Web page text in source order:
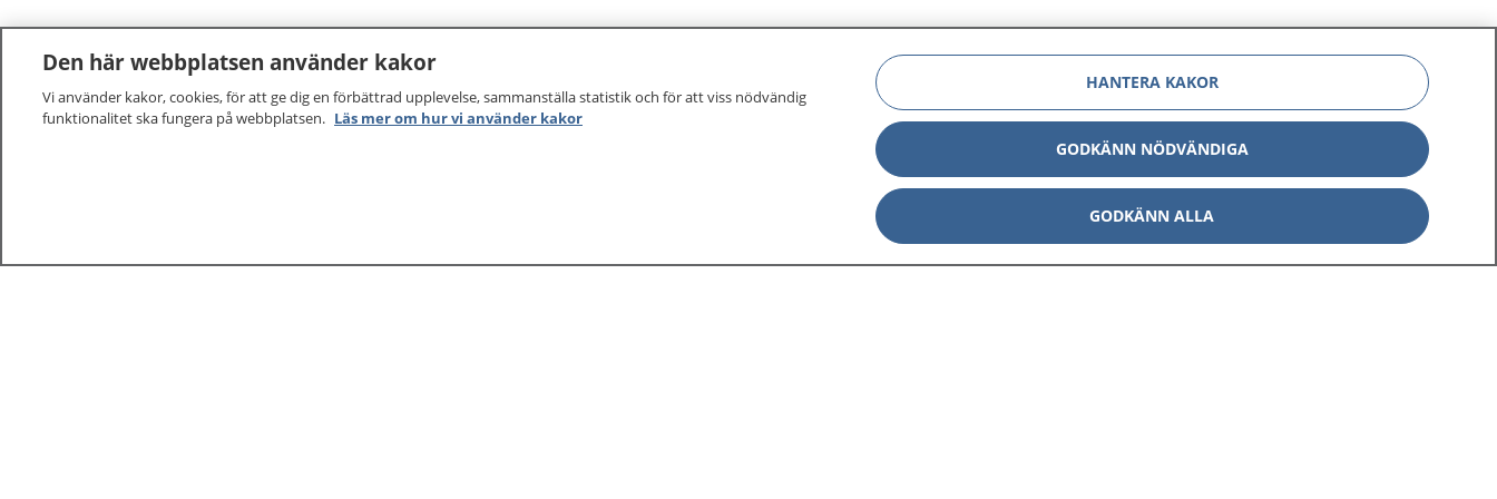
1177 –tryggt om din hälsa och vård
sjukvårdsrådgivning dygnet runt.
Other languages
Lättläst svenska
Om 1177
E-tjänster
Aktuellt
Kontakt
Digital tillgänglighet
Den här webbplatsen använder kakor
Vi använder kakor, cookies, för att ge dig en förbättrad upplevelse, sammanställa statistik och för att viss nödvändig
funktionalitet ska fungera på webbplatsen. Läs mer om hur vi använder kakor
HANTERA KAKOR
GODKÄNN NÖDVÄNDIGA
GODKÄNN ALLA